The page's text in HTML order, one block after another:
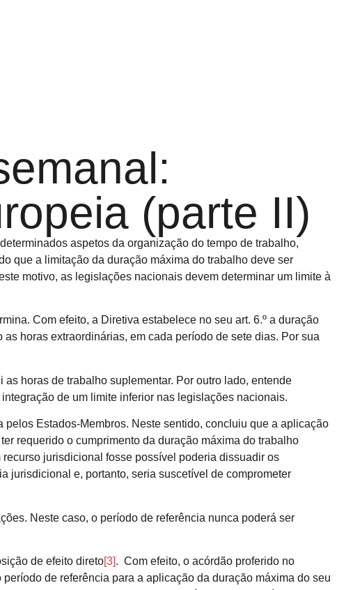
(parte II)
aspetos da organização do tempo de trabalho,
que a limitação da duração máxima do trabalho deve ser
motivo, as legislações nacionais devem determinar um limite à
Com efeito, a Diretiva estabelece no seu art. 6.º a duração
horas extraordinárias, em cada período de sete dias. Por sua
horas de trabalho suplementar. Por outro lado, entende
de um limite inferior nas legislações nacionais.
Estados-Membros. Neste sentido, concluiu que a aplicação
requerido o cumprimento da duração máxima do trabalho
jurisdicional fosse possível poderia dissuadir os
jurisdicional e, portanto, seria suscetível de comprometer
Neste caso, o período de referência nunca poderá ser
de efeito direto[3]. Com efeito, o acórdão proferido no
de referência para a aplicação da duração máxima do seu